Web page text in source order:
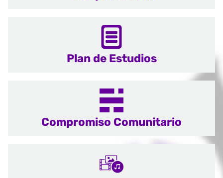
Plan de Estudios
Compromiso Comunitario